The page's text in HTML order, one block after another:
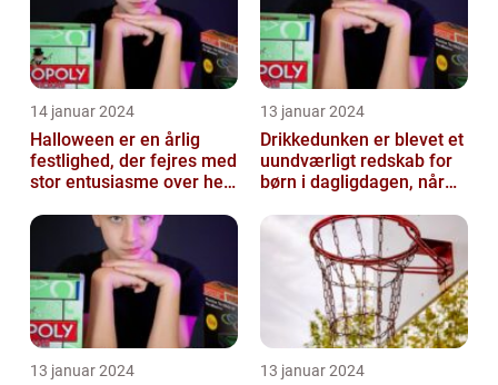
14 januar 2024
Halloween er en årlig
festlighed, der fejres med
stor entusiasme over hele
13 januar 2024
Drikkedunken er blevet et
uundværligt redskab for
børn i dagligdagen, når
drik...
13 januar 2024 13 januar 2024